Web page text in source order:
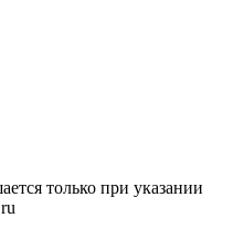
только при указании